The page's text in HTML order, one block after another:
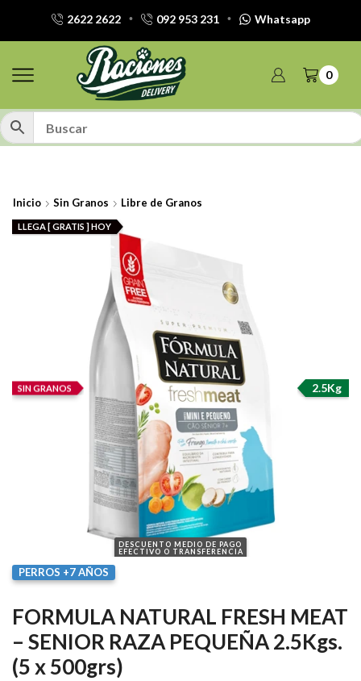
2622 2622 092 953 231 Whatsapp
0
Inicio Sin Granos Libre de Granos
DESCUENTO MEDIO DE PAGO
EFECTIVO O TRANSFERENCIA
2.5Kg
LLEGA [ GRATIS ] HOY
SIN GRANOS
PERROS +7 AÑOS
FORMULA NATURAL FRESH MEAT
– SENIOR RAZA PEQUEÑA 2.5Kgs.
(5 x 500grs)